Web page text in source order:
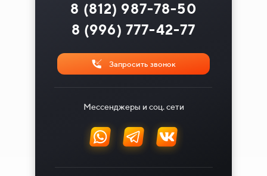
8 (996) 777-42-77
8 (812) 987-78-50
Запросить звонок
Мессенджеры и соц. сети